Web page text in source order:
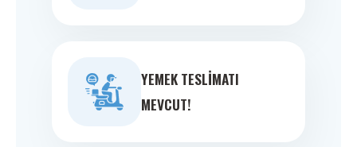
YEMEK TESLIMATI
MEVCUT!